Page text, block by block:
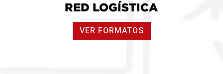
RED LOGÍSTICA
VER FORMATOS